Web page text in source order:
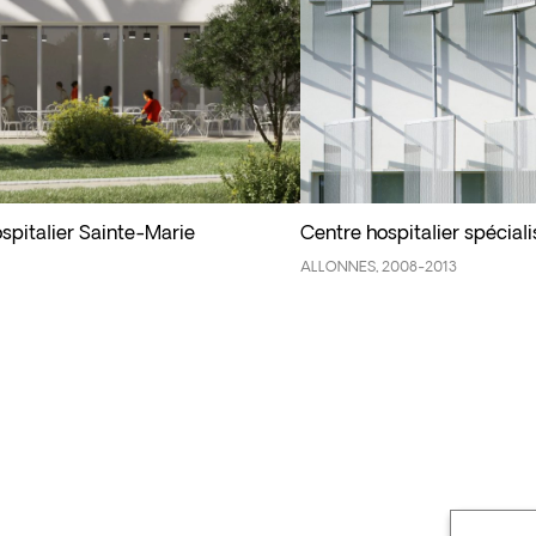
Sainte-Marie Centre hospitalier
ALLONNES, 2008-2013